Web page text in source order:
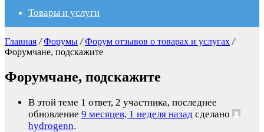
Товары и услуги
Главная / Форумы / Форум отзывов о товарах и услугах /
Форумчане, подскажите
Форумчане, подскажите
В этой теме 1 ответ, 2 участника, последнее
обновление 9 месяцев, 1 неделя назад сделано
hydrogenn.